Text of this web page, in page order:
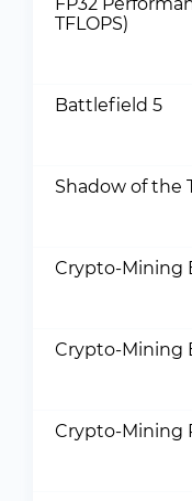
TFLOPS)
Battlefield 5
Shadow of the
Crypto-Mining
Crypto-Mining
Crypto-Mining